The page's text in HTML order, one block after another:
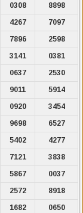
0308
8898
4267
7097
7896
2598
3141
0381
0637
2530
9011
5914
0920
3454
9698
6527
5402
4277
7121
3838
5867
0037
2572
8918
1682
0650